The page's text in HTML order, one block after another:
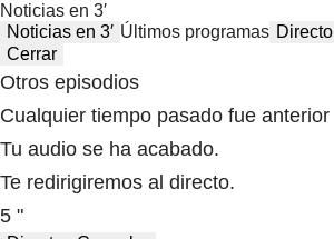
Noticias en 3′
Noticias en 3′ Últimos programas Directo
Cerrar
Otros episodios
Cualquier tiempo pasado fue anterior
Tu audio se ha acabado.
Te redirigiremos al directo.
5 "